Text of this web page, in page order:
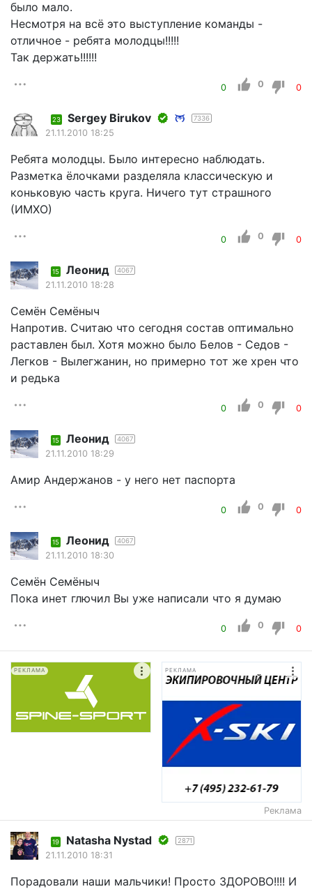
было мало.
Несмотря на всё это выступление команды -
отличное - ребята молодцы!!!!!
Так держать!!!!!!
0 0 0
23 Sergey Birukov 7336
21.11.2010 18:25
Ребята молодцы. Было интересно наблюдать.
Разметка ёлочками разделяла классическую и
коньковую часть круга. Ничего тут страшного
(ИМХО)
0 0 0
15 Леонид 4067
21.11.2010 18:28
Семён Семёныч
Напротив. Считаю что сегодня состав оптимально
раставлен был. Хотя можно было Белов - Седов -
Легков - Вылегжанин, но примерно тот же хрен что
и редька
0 0 0
15 Леонид 4067
21.11.2010 18:29
Амир Андержанов - у него нет паспорта
0 0 0
15 Леонид 4067
21.11.2010 18:30
Семён Семёныч
Пока инет глючил Вы уже написали что я думаю
0 0 0
РЕКЛАМА РЕКЛАМА
Реклама
19 Natasha Nystad 2871
21.11.2010 18:31
Порадовали наши мальчики! Просто ЗДОРОВО!!!! И